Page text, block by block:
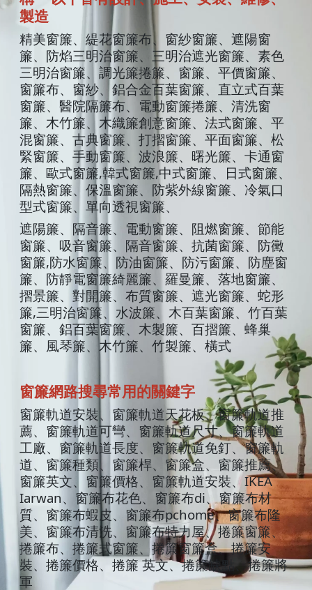
製造
精美窗簾、緹花窗簾布、窗紗窗簾、遮陽窗
簾、防焰三明治窗簾、三明治遮光窗簾、素色
三明治窗簾、調光簾捲簾、窗簾、平價窗簾、
窗簾布、窗紗、鋁合金百葉窗簾、直立式百葉
窗簾、醫院隔簾布、電動窗簾捲簾、清洗窗
簾、木竹簾、木織簾創意窗簾、法式窗簾、平
混窗簾、古典窗簾、打摺窗簾、平面窗簾、松
緊窗簾、手動窗簾、波浪簾、曙光簾、卡通窗
簾、歐式窗簾,韓式窗簾,中式窗簾、日式窗簾、
隔熱窗簾、保溫窗簾、防紫外線窗簾、冷氣口
型式窗簾、單向透視窗簾、
遮陽簾、隔音簾、電動窗簾、阻燃窗簾、節能
窗簾、吸音窗簾、隔音窗簾、抗菌窗簾、防黴
窗簾,防水窗簾、防油窗簾、防污窗簾、防塵窗
簾、防靜電窗簾綺麗簾、羅曼簾、落地窗簾、
摺景簾、對開簾、布質窗簾、遮光窗簾、蛇形
簾,三明治窗簾、水波簾、木百葉窗簾、竹百葉
窗簾、鋁百葉窗簾、木製簾、百摺簾、蜂巢
簾、風琴簾、木竹簾、竹製簾、橫式
窗簾網路搜尋常用的關鍵字
窗簾軌道安裝、窗簾軌道天花板、窗簾軌道推
薦、窗簾軌道可彎、窗簾軌道尺寸、窗簾軌道
工廠、窗簾軌道長度、窗簾軌道免釘、窗簾軌
道、窗簾種類、窗簾桿、窗簾盒、窗簾推薦、
窗簾英文、窗簾價格、窗簾軌道安裝、IKEA
Iarwan、窗簾布花色、窗簾布di、窗簾布材
質、窗簾布蝦皮、窗簾布pchome、窗簾布隆
美、窗簾布清洗、窗簾布特力屋、捲簾窗簾、
捲簾布、捲簾式窗簾、捲簾窗簾盒、捲簾安
裝、捲簾價格、捲簾 英文、捲簾缺點、捲簾將
軍